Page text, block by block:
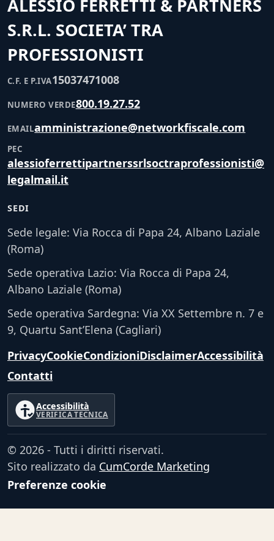
ALESSIO FERRETTI & PARTNERS
S.R.L. SOCIETA’ TRA
PROFESSIONISTI
C.F. E P.IVA15037471008
NUMERO VERDE800.19.27.52
EMAILamministrazione@networkfiscale.com
PEC
alessioferrettipartnerssrlsoctraprofessionisti@
legalmail.it
SEDI
Sede legale: Via Rocca di Papa 24, Albano Laziale
(Roma)
Sede operativa Lazio: Via Rocca di Papa 24,
Albano Laziale (Roma)
Sede operativa Sardegna: Via XX Settembre n. 7 e
9, Quartu Sant’Elena (Cagliari)
PrivacyCookieCondizioniDisclaimerAccessibilità
Contatti
Accessibilità
VERIFICA TECNICA
© 2026 - Tutti i diritti riservati.
Sito realizzato da CumCorde Marketing
Preferenze cookie